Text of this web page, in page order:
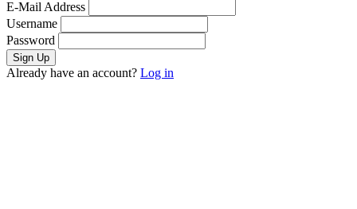
E-Mail Address
Username
Password
Already have an account? Log in